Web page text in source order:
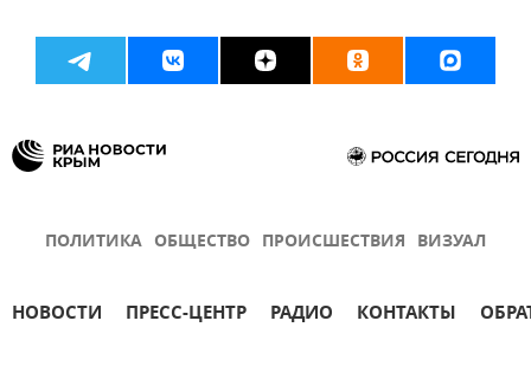
ПОЛИТИКА ОБЩЕСТВО ПРОИСШЕСТВИЯ ВИЗУАЛ
НОВОСТИ ПРЕСС-ЦЕНТР РАДИО КОНТАКТЫ